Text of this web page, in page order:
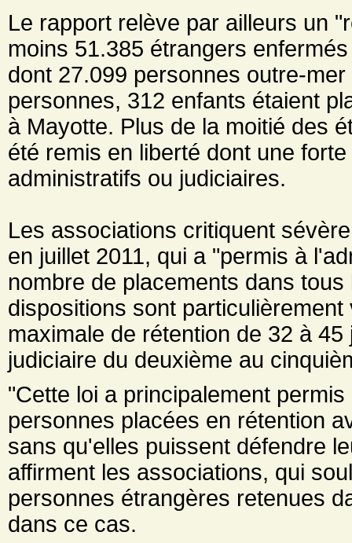
Le rapport relève par ailleurs un
moins 51.385 étrangers
dont 27.099 personnes outre-
personnes, 312 enfants étaient
à Mayotte. Plus de la moitié des
été remis en liberté dont une
administratifs ou judiciaires.
Les associations critiquent
en juillet 2011, qui a "permis à
nombre de placements dans
dispositions sont
maximale de rétention de 32 à
judiciaire du deuxième au
"Cette loi a principalement
personnes placées en rétention
sans qu'elles puissent défendre
affirment les associations, qui
personnes étrangères retenues
dans ce cas.